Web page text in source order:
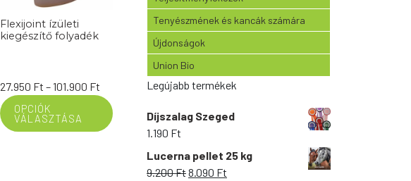
Flexijoint ízületi
kiegészítő folyadék
27.950 Ft –101.900 Ft Ártartomány:
27.950 Ft
OPCIÓK
VÁLASZTÁSA
Tenyészmének és kancák számára
Újdonságok
Union Bio
Legújabb termékek
Díjszalag Szeged
1.190 Ft
Lucerna pellet 25 kg
9.200FtOriginal
8.090 Ft